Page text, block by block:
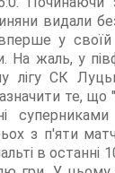
видали
у своїй
На жаль, у
лігу СК
те, що
з п'яти
в останні